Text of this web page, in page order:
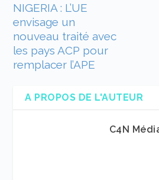
NIGERIA : L’UE
envisage un
nouveau traité avec
les pays ACP pour
remplacer l’APE
A PROPOS DE L'AUTEUR
C4N